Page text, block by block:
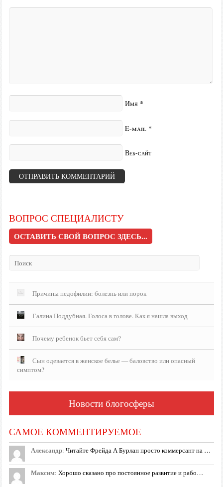
Имя *
E-mail *
Веб-сайт
ВОПРОС СПЕЦИАЛИСТУ
ОСТАВИТЬ СВОЙ ВОПРОС ЗДЕСЬ...
Причины педофилии: болезнь или порок
Галина Поддубная. Голоса в голове. Как я нашла выход
Почему ребенок бьет себя сам?
Сын одевается в женское белье — баловство или опасный
симптом?
Новости блогосферы
САМОЕ КОММЕНТИРУЕМОЕ
Александр: Читайте Фрейда А Бурлан просто коммерсант на …
Максим: Хорошо сказано про постоянное развитие и рабо…